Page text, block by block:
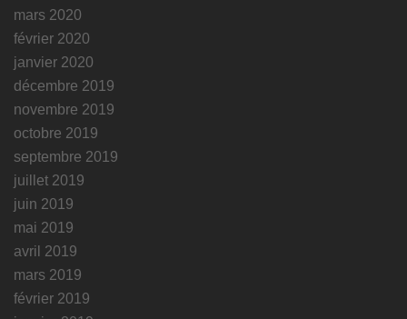
mars 2020
février 2020
janvier 2020
décembre 2019
novembre 2019
octobre 2019
septembre 2019
juillet 2019
juin 2019
mai 2019
avril 2019
mars 2019
février 2019